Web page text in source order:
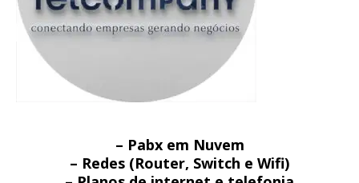
– Pabx em Nuvem
– Redes (Router, Switch e Wifi)